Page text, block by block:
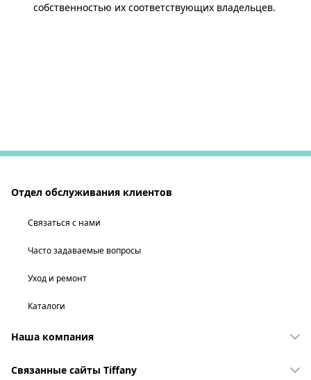
собственностью их соответствующих владельцев.
Отдел обслуживания клиентов
Связаться с нами
Часто задаваемые вопросы
Уход и ремонт
Каталоги
Наша компания
Связанные сайты Tiffany